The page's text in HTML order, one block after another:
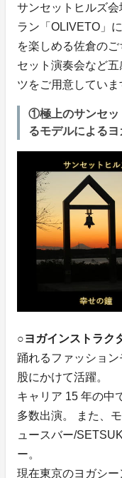
サンセットヒルズ
ラン「OLIVETO」
を楽しめる佐倉の
セット演奏会など
ツをご用意していま
①極上のサンセッ
るモデルによるヨ
○ヨガインストラ
踊れるファッショ
股にかけて活躍。
キャリア 15 年の中
多数出演。 また、
ュースバー/
ー。
現在東京のヨガシー